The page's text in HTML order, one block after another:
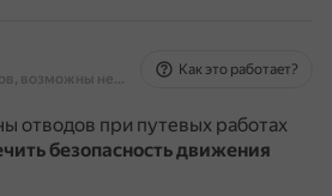
На основе источников, возможны неточности
Как это работает?
отводов при путевых работах
безопасность движения